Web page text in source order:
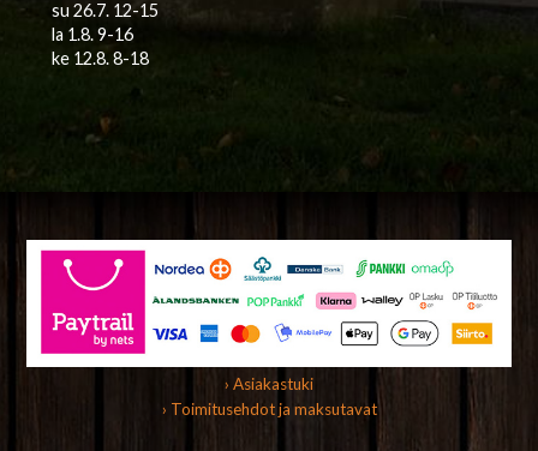
su 26.7. 12-15
la 1.8. 9-16
ke 12.8. 8-18
› Asiakastuki
› Toimitusehdot ja maksutavat